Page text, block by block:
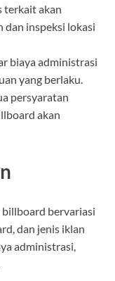
terkait akan
dan inspeksi lokasi
biaya administrasi
yang berlaku.
persyaratan
akan
bervariasi
dan jenis iklan
administrasi,